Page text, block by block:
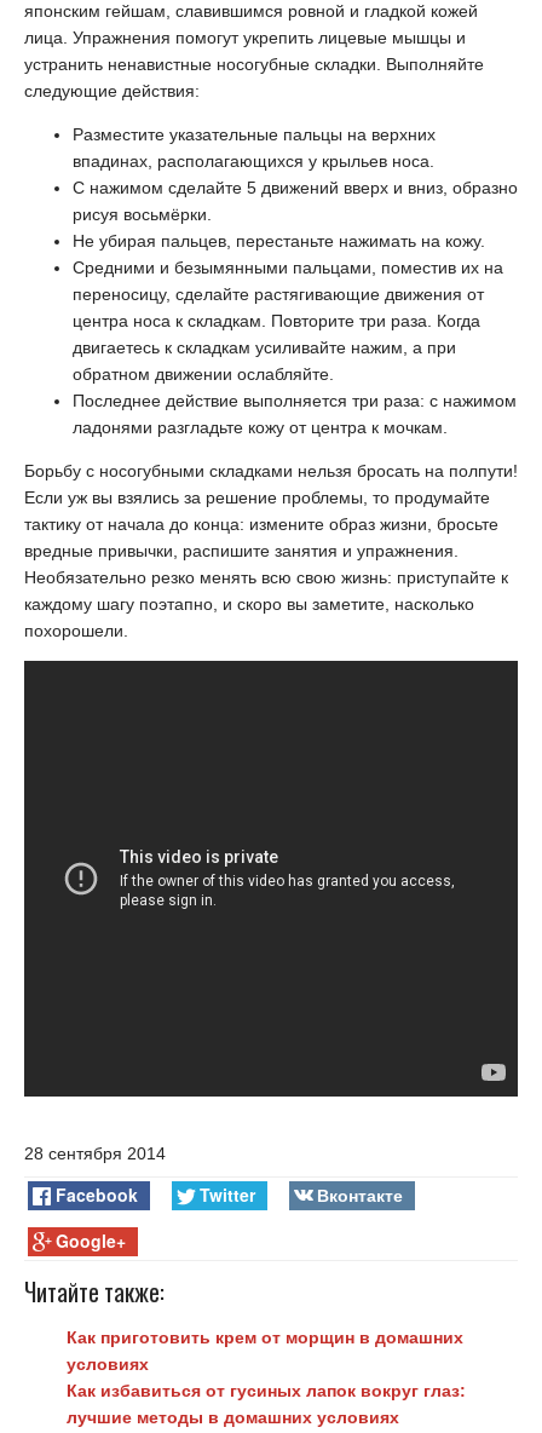
японским гейшам, славившимся ровной и гладкой кожей
лица. Упражнения помогут укрепить лицевые мышцы и
устранить ненавистные носогубные складки. Выполняйте
следующие действия:
Разместите указательные пальцы на верхних
впадинах, располагающихся у крыльев носа.
С нажимом сделайте 5 движений вверх и вниз, образно
рисуя восьмёрки.
Не убирая пальцев, перестаньте нажимать на кожу.
Средними и безымянными пальцами, поместив их на
переносицу, сделайте растягивающие движения от
центра носа к складкам. Повторите три раза. Когда
двигаетесь к складкам усиливайте нажим, а при
обратном движении ослабляйте.
Последнее действие выполняется три раза: с нажимом
ладонями разгладьте кожу от центра к мочкам.
Борьбу с носогубными складками нельзя бросать на полпути!
Если уж вы взялись за решение проблемы, то продумайте
тактику от начала до конца: измените образ жизни, бросьте
вредные привычки, распишите занятия и упражнения.
Необязательно резко менять всю свою жизнь: приступайте к
каждому шагу поэтапно, и скоро вы заметите, насколько
похорошели.
28 сентября 2014
Facebook Twitter
Вконтакте
Google+
Читайте также:
Как приготовить крем от морщин в домашних
условиях
Как избавиться от гусиных лапок вокруг глаз:
лучшие методы в домашних условиях